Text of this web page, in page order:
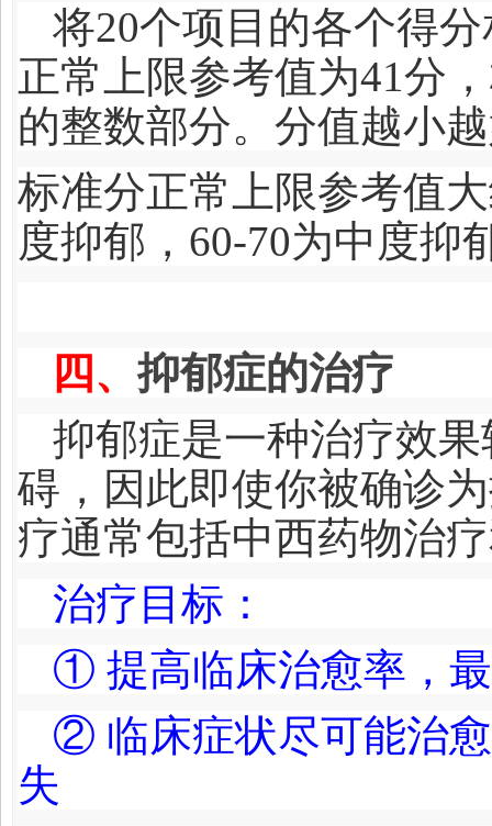
将20个项目的各个得
正常上限参考值为41分
的整数部分。分值越小
标准分正常上限参考值
度抑郁，60-70为中度抑
四、抑郁症的治疗
抑郁症是一种治疗效
碍，因此即使你被确诊
疗通常包括中西药物治
治疗目标：
① 提高临床治愈率，
② 临床症状尽可能治
失